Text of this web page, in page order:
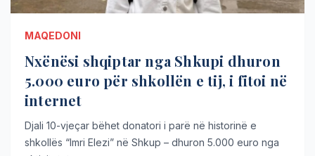
MAQEDONI
Nxënësi shqiptar nga Shkupi dhuron
5.000 euro për shkollën e tij, i fitoi në
internet
Djali 10-vjeçar bëhet donatori i parë në historinë e
shkollës “Imri Elezi” në Shkup – dhuron 5.000 euro nga